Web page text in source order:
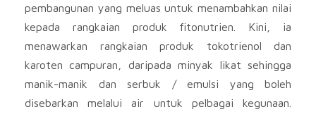
pembangunan yang meluas untuk menambahkan nilai
kepada rangkaian produk fitonutrien. Kini, ia
menawarkan rangkaian produk tokotrienol dan
karoten campuran, daripada minyak likat sehingga
manik-manik dan serbuk / emulsi yang boleh
disebarkan melalui air untuk pelbagai kegunaan.